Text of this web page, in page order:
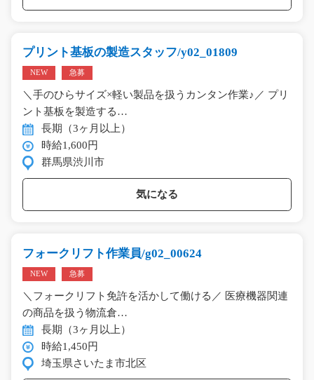
プリント基板の製造スタッフ/y02_01809
NEW 急募
＼手のひらサイズ×軽い製品を扱うカンタン作業♪／ プリ
ント基板を製造する…
長期（3ヶ月以上）
時給1,600円
群馬県渋川市
気になる
フォークリフト作業員/g02_00624
NEW 急募
＼フォークリフト免許を活かして働ける／ 医療機器関連
の商品を扱う物流倉…
長期（3ヶ月以上）
時給1,450円
埼玉県さいたま市北区